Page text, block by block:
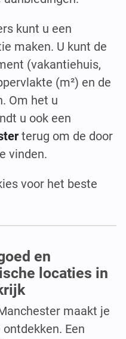
kunt u een
maken. U kunt de
(vakantiehuis,
(m²) en de
Om het u
u ook een
terug om de door
vinden.
voor het beste
en
locaties in
maakt je
Een